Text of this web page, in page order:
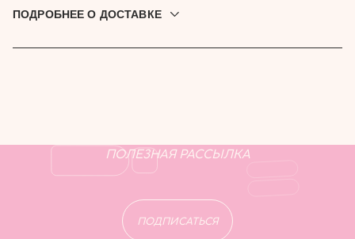
ПОДРОБНЕЕ О ДОСТАВКЕ
Доставляем по всей России. Привезём до дверей, в
ПОЛЕЗНАЯ РАССЫЛКА
ПОДПИСАТЬСЯ